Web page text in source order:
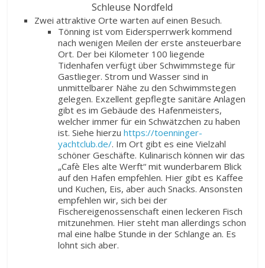
Schleuse Nordfeld
Zwei attraktive Orte warten auf einen Besuch.
Tönning ist vom Eidersperrwerk kommend
nach wenigen Meilen der erste ansteuerbare
Ort. Der bei Kilometer 100 liegende
Tidenhafen verfügt über Schwimmstege für
Gastlieger. Strom und Wasser sind in
unmittelbarer Nähe zu den Schwimmstegen
gelegen. Exzellent gepflegte sanitäre Anlagen
gibt es im Gebäude des Hafenmeisters,
welcher immer für ein Schwätzchen zu haben
ist. Siehe hierzuhttps://toenninger-
yachtclub.de/. Im Ort gibt es eine Vielzahl
schöner Geschäfte. Kulinarisch können wir das
„Cafè Eles alte Werft“ mit wunderbarem Blick
auf den Hafen empfehlen. Hier gibt es Kaffee
und Kuchen, Eis, aber auch Snacks. Ansonsten
empfehlen wir, sich bei der
Fischereigenossenschaft einen leckeren Fisch
mitzunehmen. Hier steht man allerdings schon
mal eine halbe Stunde in der Schlange an. Es
lohnt sich aber.